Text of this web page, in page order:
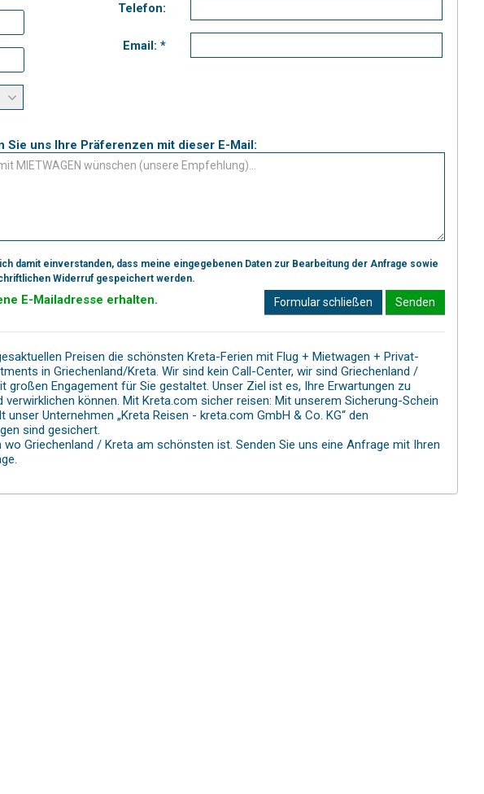
Telefon:
Email: *
senden Sie uns Ihre Präferenzen mit dieser E-Mail:
damit einverstanden, dass meine eingegebenen Daten zur Bearbeitung der Anfrage sowie
Widerruf gespeichert werden.
E-Mailadresse erhalten. Formular schließen Senden
Preisen die schönsten Kreta-Ferien mit Flug + Mietwagen + Privat-
in Griechenland/Kreta. Wir sind kein Call-Center, wir sind Griechenland /
großen Engagement für Sie gestaltet. Unser Ziel ist es, Ihre Erwartungen zu
können. Mit Kreta.com sicher reisen: Mit unserem Sicherung-Schein
Unternehmen „Kreta Reisen - kreta.com GmbH & Co. KG“ den
sind gesichert.
Griechenland / Kreta am schönsten ist. Senden Sie uns eine Anfrage mit Ihren